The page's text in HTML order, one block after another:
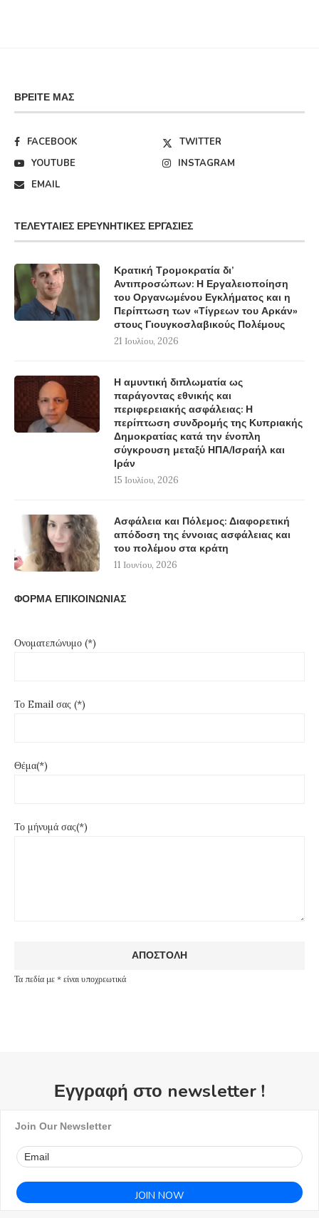
ΒΡΕΊΤΕ ΜΑΣ
FACEBOOK
TWITTER
YOUTUBE
INSTAGRAM
EMAIL
ΤΕΛΕΥΤΑΊΕΣ ΕΡΕΥΝΗΤΙΚΈΣ ΕΡΓΑΣΊΕΣ
Κρατική Τρομοκρατία δι’
Αντιπροσώπων: Η Εργαλειοποίηση
του Οργανωμένου Εγκλήματος και η
Περίπτωση των «Τίγρεων του Αρκάν»
στους Γιουγκοσλαβικούς Πολέμους
21 Ιουλίου, 2026
Η αμυντική διπλωματία ως
παράγοντας εθνικής και
περιφερειακής ασφάλειας: Η
περίπτωση συνδρομής της Κυπριακής
Δημοκρατίας κατά την ένοπλη
σύγκρουση μεταξύ ΗΠΑ/Ισραήλ και
Ιράν
15 Ιουλίου, 2026
Ασφάλεια και Πόλεμος: Διαφορετική
απόδοση της έννοιας ασφάλειας και
του πολέμου στα κράτη
11 Ιουνίου, 2026
ΦΟΡΜΑ ΕΠΙΚΟΙΝΩΝΙΑΣ
Ονοματεπώνυμο (*)
Το Email σας (*)
Θέμα(*)
Το μήνυμά σας(*)
Τα πεδία με * είναι υποχρεωτικά
Εγγραφή στο newsletter !
Join Our Newsletter